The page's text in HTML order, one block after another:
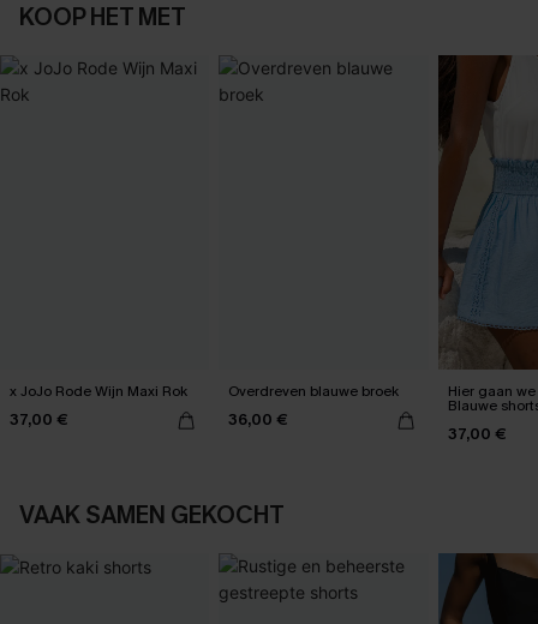
KOOP HET MET
x JoJo Rode Wijn Maxi Rok
37,00 €
Overdreven blauwe broek
36,00 €
Hier gaan
Blauwe
37,00 €
VAAK SAMEN GEKOCHT